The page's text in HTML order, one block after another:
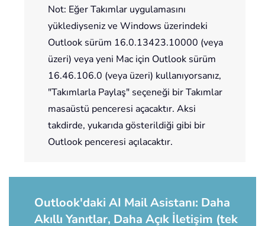
Not: Eğer Takımlar uygulamasını
yüklediyseniz ve Windows üzerindeki
Outlook sürüm 16.0.13423.10000 (veya
üzeri) veya yeni Mac için Outlook sürüm
16.46.106.0 (veya üzeri) kullanıyorsanız,
"Takımlarla Paylaş" seçeneği bir Takımlar
masaüstü penceresi açacaktır. Aksi
takdirde, yukarıda gösterildiği gibi bir
Outlook penceresi açılacaktır.
Outlook'daki AI Mail Asistanı: Daha
Akıllı Yanıtlar, Daha Açık İletişim (tek